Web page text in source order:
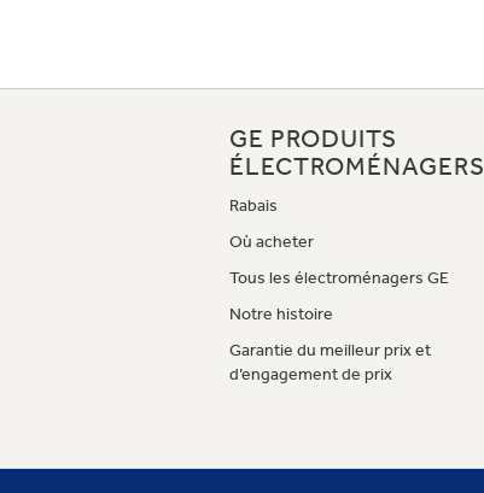
GE PRODUITS
ÉLECTROMÉNAGERS
Rabais
Où acheter
Tous les électroménagers GE
Notre histoire
Garantie du meilleur prix et
d’engagement de prix